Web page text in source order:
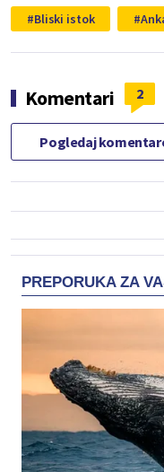
Bliski istok
Komentari 2
Pogledaj
PREPORUKA ZA